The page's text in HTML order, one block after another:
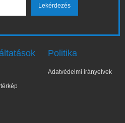
Politika
Adatvédelmi irányelvek